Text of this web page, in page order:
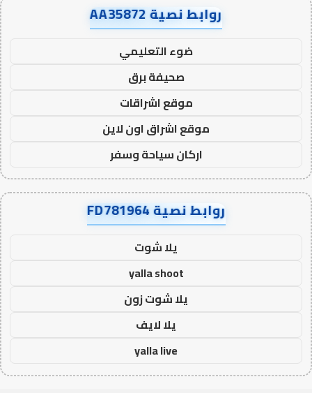
روابط نصية AA35872
ضوء التعليمي
صحيفة برق
موقع اشراقات
موقع اشراق اون لاين
اركان سياحة وسفر
روابط نصية FD781964
يلا شوت
yalla shoot
يلا شوت زون
يلا لايف
yalla live